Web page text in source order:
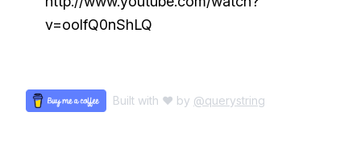
v=oolfQ0nShLQ
Built with ♥ by @querystring